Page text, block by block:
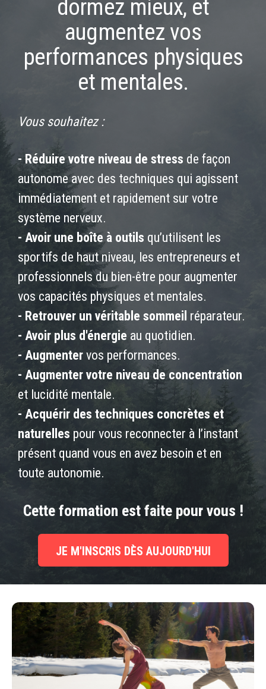
dormez mieux, et
augmentez vos
performances physiques
et mentales.
Vous souhaitez :
- Réduire votre niveau de stress de façon
autonome avec des techniques qui agissent
immédiatement et rapidement sur votre
système nerveux.
- Avoir une boîte à outils qu’utilisent les
sportifs de haut niveau, les entrepreneurs et
professionnels du bien-être pour augmenter
vos capacités physiques et mentales.
- Retrouver un véritable sommeil réparateur.
- Avoir plus d'énergie au quotidien.
- Augmenter vos performances.
- Augmenter votre niveau de concentration
et lucidité mentale.
- Acquérir des techniques concrètes et
naturelles pour vous reconnecter à l’instant
présent quand vous en avez besoin et en
toute autonomie.
Cette formation est faite pour vous !
JE M'INSCRIS DÈS AUJOURD'HUI